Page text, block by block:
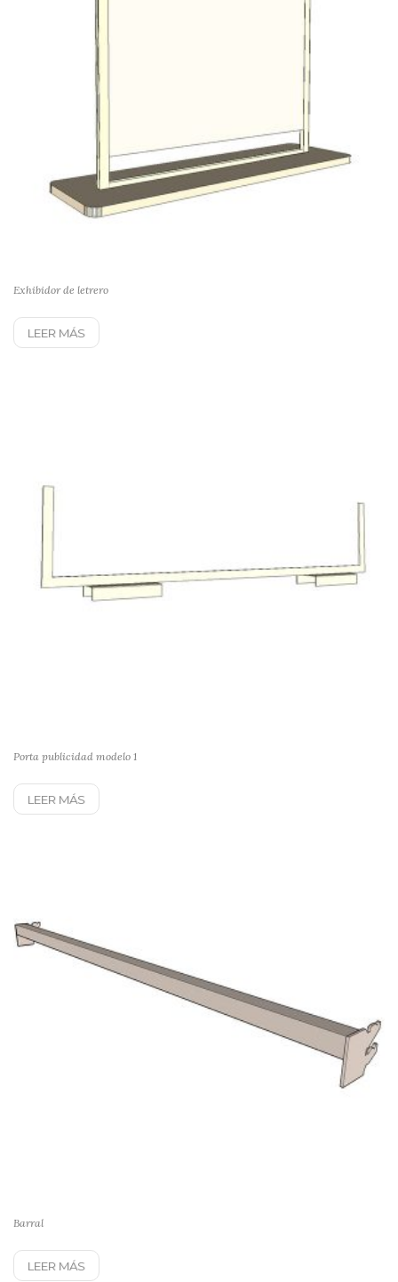
Exhibidor de letrero
LEER MÁS
Porta publicidad modelo 1
LEER MÁS
Barral
LEER MÁS